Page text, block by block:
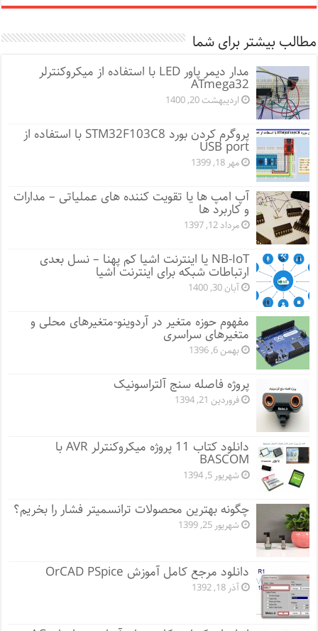
مطالب بیشتر برای شما
مدار دیمر پاور LED با استفاده از میکروکنترلر
ATmega32
اردیبهشت 20, 1400
پروگرم کردن بورد STM32F103C8 با استفاده از
USB port
مهر 18, 1399
آپ امپ ها یا تقویت کننده های عملیاتی – مدارات
و کاربرد ها
مرداد 12, 1397
NB-IoT یا اینترنت اشیا کم پهنا – نسل بعدی
ارتباطات شبکه برای اینترنت اشیا
آبان 30, 1400
مفهوم حوزه متغیر در آردوینو-متغیرهای محلی و
متغیرهای سراسری
بهمن 6, 1396
پروژه فاصله سنج آلتراسونیک
فروردین 21, 1394
دانلود کتاب 11 پروژه میکروکنترلر AVR با
BASCOM
شهریور 5, 1394
چگونه بهترین محصولات ترانسمیتر فشار را بخریم؟
شهریور 25, 1399
دانلود مرجع کامل آموزش OrCAD PSpice
آذر 18, 1392